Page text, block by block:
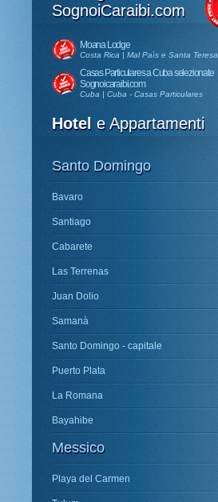
SognoiCaraibi.com
Moana Lodge
Costa Rica | Mal Paìs e Santa Teresa
Casas Particulares a Cuba selezionate
Sognoicaraibi.com
Cuba | Cuba - Casas Particulares
Hotel e Appartamenti
Santo Domingo
Bavaro
Santiago
Cabarete
Las Terrenas
Juan Dolio
Samanà
Santo Domingo - capitale
Puerto Plata
La Romana
Bayahibe
Messico
Playa del Carmen